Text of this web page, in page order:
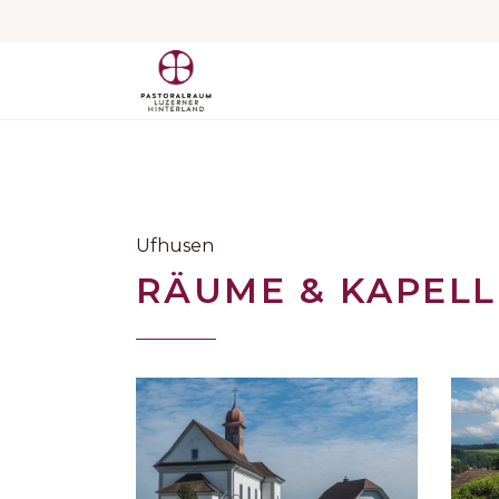
Ufhusen
RÄUME &